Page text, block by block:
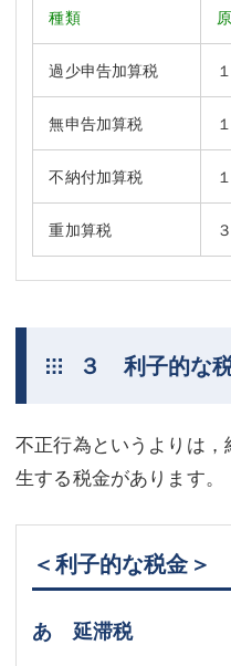
種類
過少申告加算税
無申告加算税
不納付加算税
重加算税
３ 利子的な
不正行為というよりは
生する税金があります。
＜利子的な税金＞
あ 延滞税